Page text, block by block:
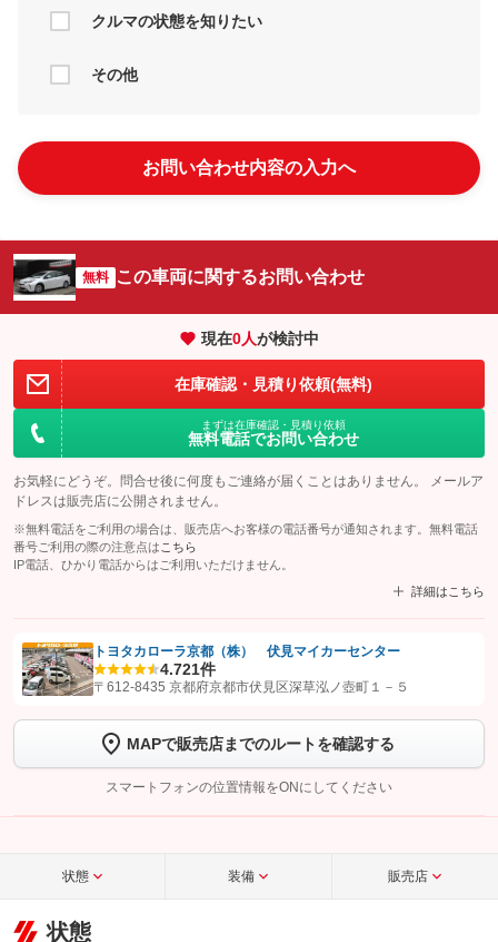
クルマの状態を知りたい
その他
お問い合わせ内容の入力へ
無料 この車両に関するお問い合わせ
現在0人が検討中
在庫確認・見積り依頼(無料)
まずは在庫確認・見積り依頼
無料電話でお問い合わせ
お気軽にどうぞ。問合せ後に何度もご連絡が届くことはありません。 メールア
ドレスは販売店に公開されません。
※無料電話をご利用の場合は、販売店へお客様の電話番号が通知されます。無料電話
番号ご利用の際の注意点は こちら
IP電話、ひかり電話からはご利用いただけません。
詳細はこちら
【STEP1】認証画面でグーネットを友だち追加してから「許可する」ボタンを押
トーク画面で
ボタンをタップして問い合わせを
完了してください。
こちら
トヨタカローラ京都（株） 伏見マイカーセンター
4.721件
〒612-8435 京都府京都市伏見区深草泓ノ壺町１－５
MAPで販売店までのルートを確認する
スマートフォンの位置情報をONにしてください
状態 装備 販売店
状態